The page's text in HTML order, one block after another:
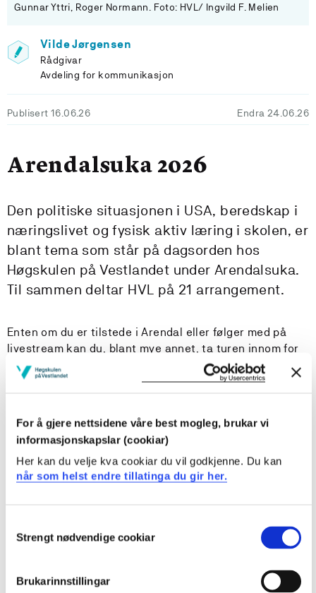
For å gjere nettsidene våre best mogleg, brukar vi
informasjonskapslar (cookiar)
Her kan du velje kva cookiar du vil godkjenne. Du kan
når som helst endre tillatinga du gir her.
Selection
Strengt nødvendige cookiar
Brukarinnstillingar
Gunnar Yttri, Roger Normann. Foto: HVL/ Ingvild F. Melien
Vilde Jørgensen
Rådgivar
Avdeling for kommunikasjon
Publisert 16.06.26 Endra 24.06.26
Arendalsuka 2026
Den politiske situasjonen i USA, beredskap i
næringslivet og fysisk aktiv læring i skolen, er
blant tema som står på dagsorden hos
Høgskulen på Vestlandet under Arendalsuka.
Til sammen deltar HVL på 21 arrangement.
Enten om du er tilstede i Arendal eller følger med på
livestream kan du, blant mye annet, ta turen innom for
å:
mellomvalget i november.
Høre forsknings- og utdanningsminister, Sigrun
Aasland, måtte svare på en "reell" nøtt fra HVLs
rektor Gunnar Yttri.
Høie og regiondirektør i NHO Rogaland, Christine
Sagen Helgø.
blant annet kunnskapsministeren, Kari Nessa